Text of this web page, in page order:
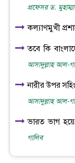
প্রফেসর ড.
কল্যাণমুখী
তবে কি
আসাদুল্লাহ আল-
নারীর উপর
আসাদুল্লাহ আল-
ভারত ভাগ হয়ে
গালিব